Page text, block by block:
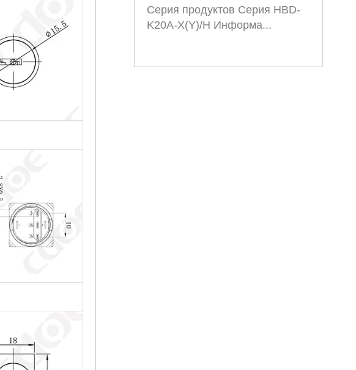
позиционные поворотные
22 мм для медицинского
Серия продуктов Серия HBD-
K20A-X(Y)/H Информа...